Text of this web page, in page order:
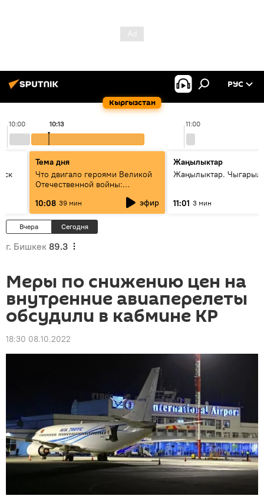
Кыргызстан
РУС
10:00 11:00
10:13
Тема дня
Что двигало героями Великой
Отечественной войны:
Тулебердиева
10:08 39 мин эфир
Жаңылыктар
Жаңылыктар.
11:01 3 мин
Вчера Сегодня
г. Бишкек 89.3
Меры по снижению цен на
внутренние авиаперелеты
обсудили в кабмине КР
18:30 08.10.2022